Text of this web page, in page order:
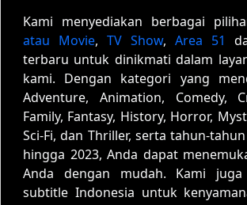
Kami menyediakan berbagai
atau Movie, TV Show, Area 51
terbaru untuk dinikmati dalam
kami. Dengan kategori yang
Adventure, Animation, Comedy,
Family, Fantasy, History, Horror,
Sci-Fi, dan Thriller, serta tahun-
hingga 2023, Anda dapat
Anda dengan mudah. Kami juga
subtitle Indonesia untuk